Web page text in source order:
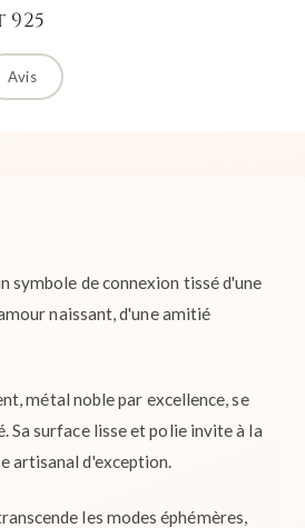
Avis
symbole de connexion tissé d'une
naissant, d'une amitié
métal noble par excellence, se
Sa surface lisse et polie invite à la
artisanal d'exception.
les modes éphémères,